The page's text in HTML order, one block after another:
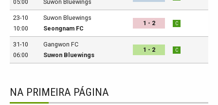
05:00
Suwon Bluewings
23-10
10:00
Suwon Bluewings
Seongnam FC
1 - 2 C
31-10
06:00
Gangwon FC
Suwon Bluewings
1 - 2 C
NA PRIMEIRA PÁGINA